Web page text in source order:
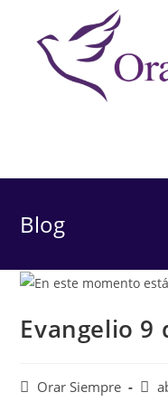
contenido
Blog
Evangelio 9
AutorOrar Siempre